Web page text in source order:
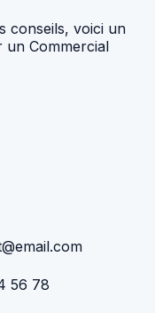
conseils, voici un
un Commercial
56 78